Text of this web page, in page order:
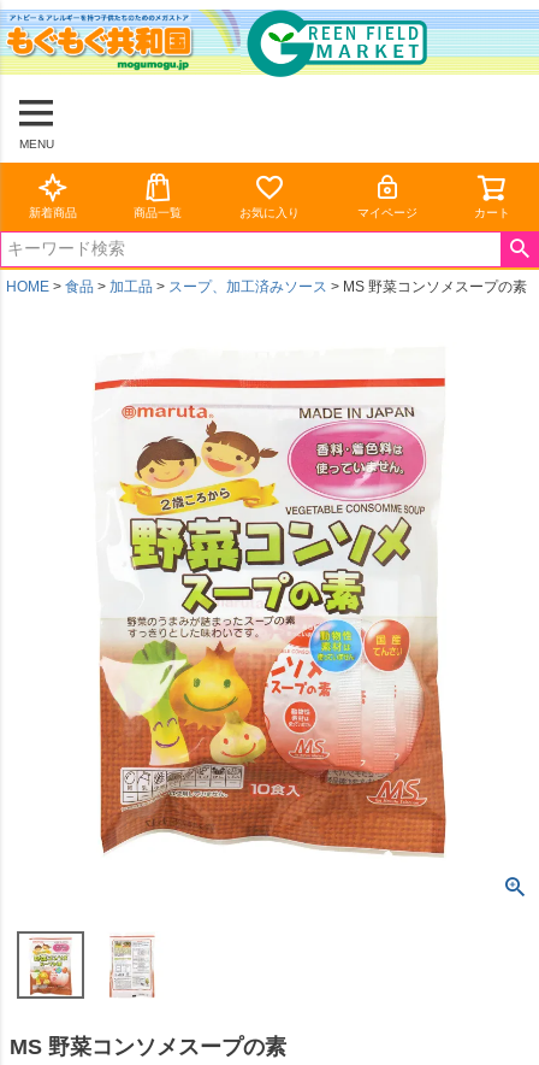
MENU
新着商品 商品一覧 お気に入り マイページ カート
HOME 食品 加工品 スープ、加工済みソース MS 野菜コンソメスープの素
MS 野菜コンソメスープの素